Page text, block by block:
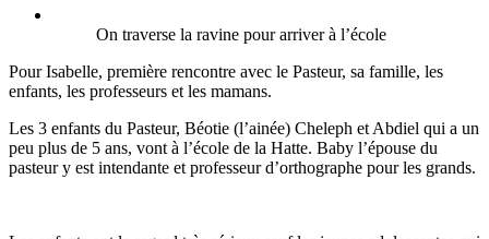
On traverse la ravine pour arriver à l’école
Pour Isabelle, première rencontre avec le Pasteur, sa famille, les
enfants, les professeurs et les mamans.
Les 3 enfants du Pasteur, Béotie (l’ainée) Cheleph et Abdiel qui a un
peu plus de 5 ans, vont à l’école de la Hatte. Baby l’épouse du
pasteur y est intendante et professeur d’orthographe pour les grands.